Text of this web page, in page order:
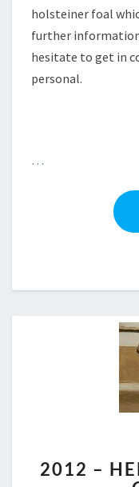
holsteiner foal
further
hesitate to get in
personal.
…
2012 –